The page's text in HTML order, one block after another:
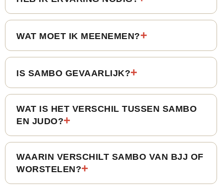
WAT MOET IK MEENEMEN?
IS SAMBO GEVAARLIJK?
WAT IS HET VERSCHIL TUSSEN SAMBO
EN JUDO?
WAARIN VERSCHILT SAMBO VAN BJJ OF
WORSTELEN?